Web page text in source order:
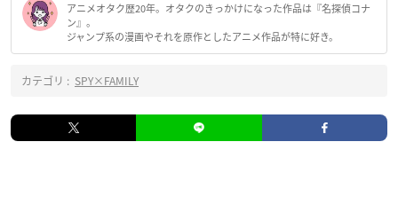
アニメオタク歴20年。オタクのきっかけになった作品は『名探偵コナ
ン』。
ジャンプ系の漫画やそれを原作としたアニメ作品が特に好き。
カテゴリ : SPY×FAMILY